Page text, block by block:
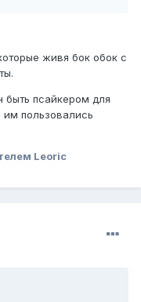
живя бок обок с
псайкером для
пользовались
Leoric